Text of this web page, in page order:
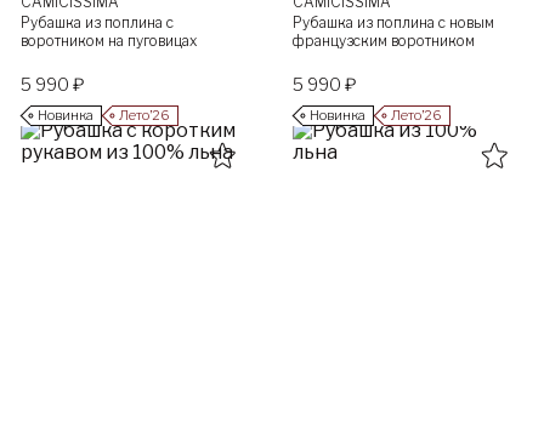
Рубашка из поплина с
воротником на пуговицах
5 990 ₽
Новинка Лето’26
Рубашка из поплина с новым
французским воротником
5 990 ₽
Новинка Лето’26